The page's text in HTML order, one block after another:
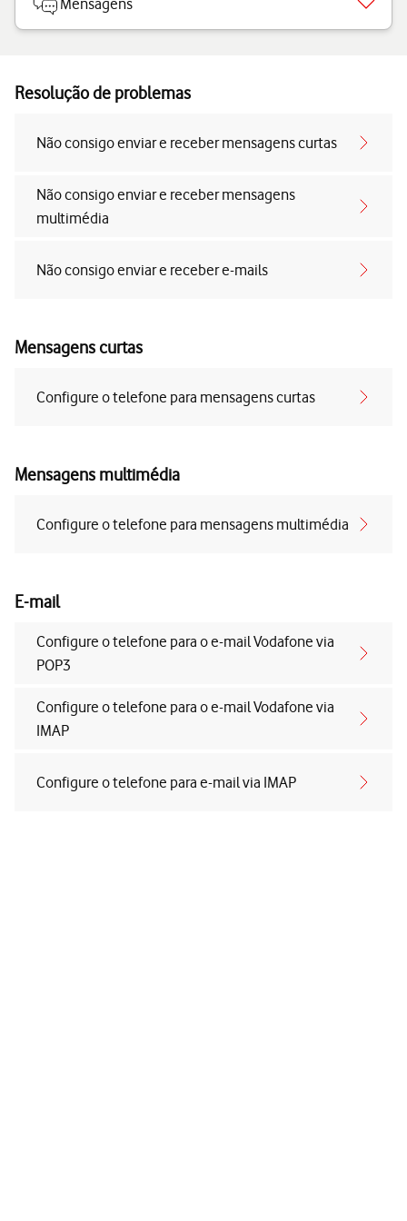
Mensagens
Resolução de problemas
Não consigo enviar e receber mensagens curtas
Não consigo enviar e receber mensagens
multimédia
Não consigo enviar e receber e-mails
Mensagens curtas
Configure o telefone para mensagens curtas
Mensagens multimédia
Configure o telefone para mensagens multimédia
E-mail
Configure o telefone para o e-mail Vodafone via
POP3
Configure o telefone para o e-mail Vodafone via
IMAP
Configure o telefone para e-mail via IMAP